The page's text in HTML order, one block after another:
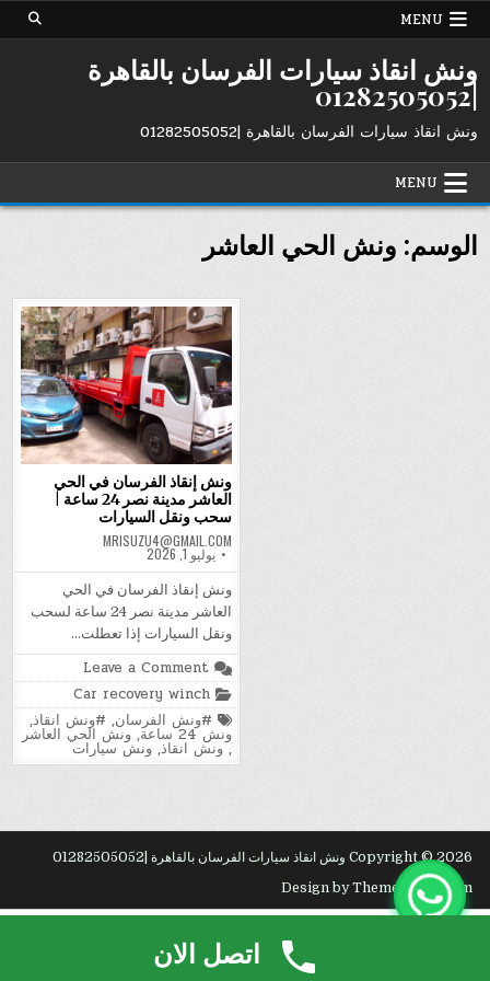
Skip
MENU
ونش انقاذ سيارات الفرسان بالقاهرة
|01282505052
ونش انقاذ سيارات الفرسان بالقاهرة |01282505052
MENU
الوسم: ونش الحي العاشر
ونش إنقاذ الفرسان في الحي
العاشر مدينة نصر 24 ساعة |
سحب ونقل السيارات
MRISUZU4@GMAIL.COM
يوليو 1, 2026
ونش إنقاذ الفرسان في الحي
العاشر مدينة نصر 24 ساعة لسحب
ونقل السيارات إذا تعطلت…
Leave a Comment
ونش
إنقاذ
الفرسان
في
الحي
العاشر
مدينة
سحب
ونقل
السيارات
Posted
in
Car recovery winch
Tagged
#ونش الفرسان, #ونش انقاذ,
ونش 24 ساعة ,ونش الحي العاشر
,ونش انقاذ,ونش سيارات
Copyright © 2026 ونش انقاذ سيارات الفرسان بالقاهرة |01282505052
Design by ThemesDNA.com
اتصل الان